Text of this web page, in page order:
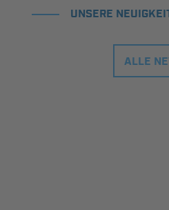
UNSERE
ALLE